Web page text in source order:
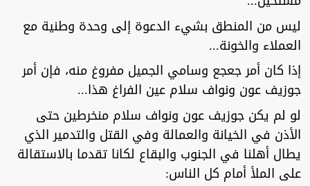
ليس من المنطق بشيء الدعوة إلى وحدة وطنية مع
العملاء والخونة...
إذا كان أمر جعجع وسامي الجميل مفروغ منه، فإن أمر
جوزيف عون ونواف سلام عين الفراغ هذا...
لو لم يكن جوزيف عون ونواف سلام منخرطين حتى
الأذن في الخيانة والعمالة وفي القتل والتدمير الذي
يطال أهلنا في الجنوب والبقاع لكانا تقدما بالاستقالة
على الملأ أمام كل الناس: